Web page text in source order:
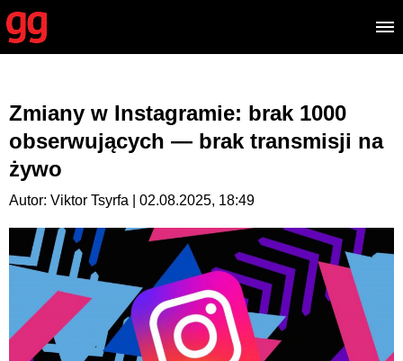
Zmiany w Instagramie: brak 1000
obserwujących — brak transmisji na
żywo
Autor: Viktor Tsyrfa | 02.08.2025, 18:49